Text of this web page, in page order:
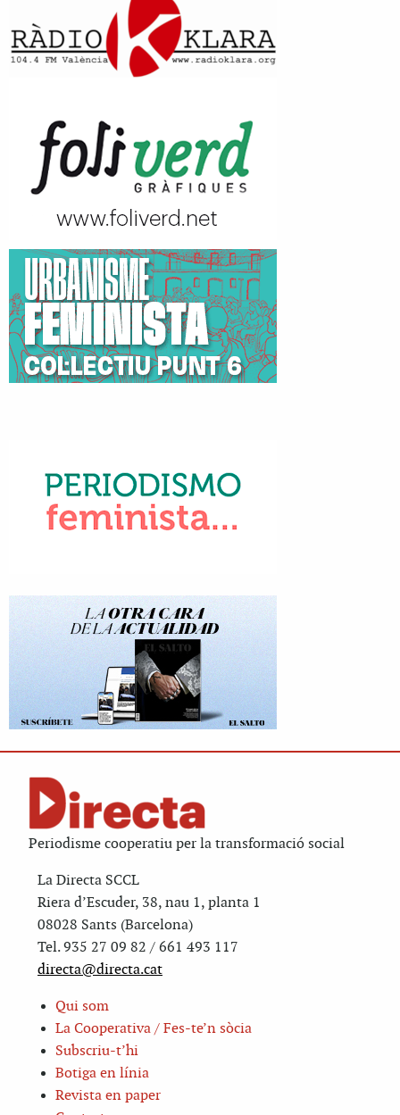
Periodisme cooperatiu per la transformació social
La Directa SCCL
Riera d’Escuder, 38, nau 1, planta 1
08028 Sants (Barcelona)
Tel. 935 27 09 82 / 661 493 117
directa@directa.cat
Qui som
La Cooperativa / Fes-te’n sòcia
Subscriu-t’hi
Botiga en línia
Revista en paper